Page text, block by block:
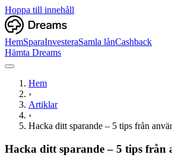
Hoppa till innehåll
HemSparaInvesteraSamla lånCashback
Hämta Dreams
Hem
›
Artiklar
›
Hacka ditt sparande – 5 tips från
Hacka ditt sparande – 5 tips från